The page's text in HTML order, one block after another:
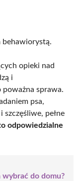
behawiorystą.
opieki nad
i
sprawa.
psa,
pełne
odpowiedzialne
wybrać do domu?